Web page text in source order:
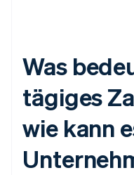
Was
tägiges
wie kann